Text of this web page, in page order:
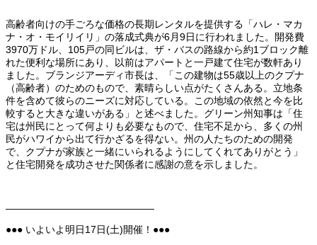
高齢者向けの手ごろな価格の長期レンタルを提供する「ハレ・マカ
ナ・オ・モイリイリ」の落成式典が6月9日に行われました。開発費
3970万ドル、105戸の同ビルは、ザ・バスの路線から約1ブロック離
れた便利な場所にあり、以前はアパートと一戸建て住宅が数軒あり
ました。ブランジアーディ市長は、「この建物は55歳以上のクプナ
（高齢者）のためのもので、素晴らしい点がたくさんある。立地条
件を含めて彼らのニーズに対応している。この地域の依然と今を比
較すると大きな違いがある」と述べました。グリーン州知事は「住
宅は州民にとって何よりも必要なもので、住宅不足から、多くの州
民がハワイから出て行かざるを得ない。州の人たちのための開発
で、クプナが家族と一緒にいられるようにしてくれてありがとう」
と住宅開発を成功させた関係者に感謝の意を示しました。
———————————————
●●● いよいよ明日17日(土)開催！●●●